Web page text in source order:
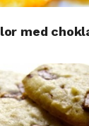
med